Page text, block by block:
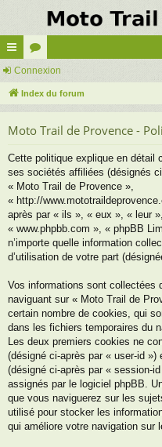
cc
ès
de
or
u
Connexion
Index du forum
Moto Trail de Provence -
Cette politique explique en détail
ses sociétés affiliées (désignés
« Moto Trail de Provence »,
« http://
après par « ils », « eux », « leur
« www.phpbb.com », « phpBB
n’importe quelle information
d’utilisation de votre part
Vos informations sont collectées
naviguant sur « Moto Trail de
certain nombre de cookies, qui
dans les fichiers temporaires du
Les deux premiers cookies ne
(désigné ci-après par « user-id
(désigné ci-après par « session-
assignés par le logiciel phpBB.
que vous naviguerez sur les
utilisé pour stocker les
qui améliore votre navigation sur